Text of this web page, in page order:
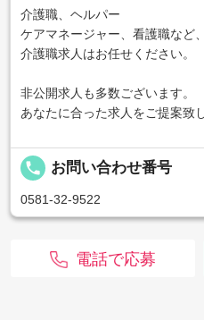
介護職、ヘルパー
ケアマネージャー、看護職など、
介護職求人はお任せください。
非公開求人も多数ございます。
あなたに合った求人をご提案致
local_phone お問い合わせ番号
0581-32-9522
電話で応募